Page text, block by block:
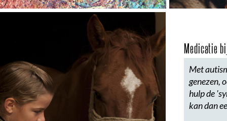
Medicatie
Met
genezen,
hulp de
kan dan